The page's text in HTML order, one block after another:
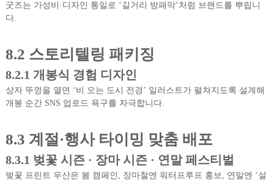
굿즈는 가성비·디자인 통일로 ‘길거리 방패막’처럼 브랜드를 뿌립니
다.
8.2 스토리텔링 패키징
8.2.1 개봉식 경험 디자인
상자 뚜껑을 열면 ‘비 오는 도시 전경’ 일러스트가 펼쳐지도록 설계해
개봉 순간 SNS 업로드 욕구를 자극합니다.
8.3 계절·행사 타이밍 맞춤 배포
8.3.1 벚꽃 시즌 · 장마 시즌 · 연말 페스티벌
벚꽃 프린트 우산은 봄 캠페인, 장마철엔 워터프루프 홍보, 연말엔 ‘설